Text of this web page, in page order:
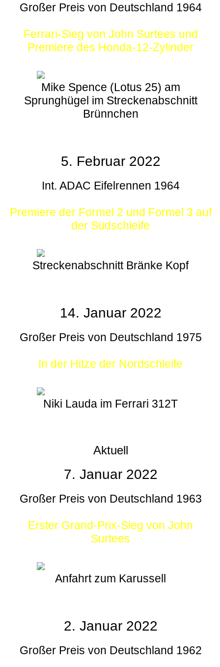
Großer Preis von Deutschland 1964
Ferrari-Sieg von John Surtees und
Premiere des Honda-12-Zylinder
Mike Spence (Lotus 25) am
Sprunghügel im Streckenabschnitt
Brünnchen
5. Februar 2022
Int. ADAC Eifelrennen 1964
Premiere der Formel 2 und Formel 3 auf
der Südschleife
Streckenabschnitt Bränke Kopf
14. Januar 2022
Großer Preis von Deutschland 1975
In der Hitze der Nordschleife
Niki Lauda im Ferrari 312T
Aktuell
7. Januar 2022
Großer Preis von Deutschland 1963
Erster Grand-Prix-Sieg von John
Surtees
Anfahrt zum Karussell
2. Januar 2022
Großer Preis von Deutschland 1962